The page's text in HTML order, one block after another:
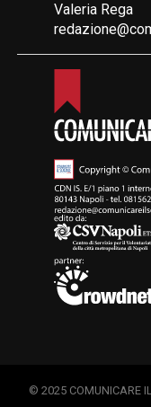
Valeria Rega
© 2025 COMUNICARE